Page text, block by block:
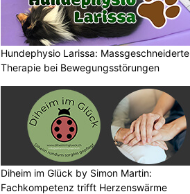
Hundephysio Larissa: Massgeschneiderte
Therapie bei Bewegungsstörungen
Diheim im Glück by Simon Martin:
Fachkompetenz trifft Herzenswärme